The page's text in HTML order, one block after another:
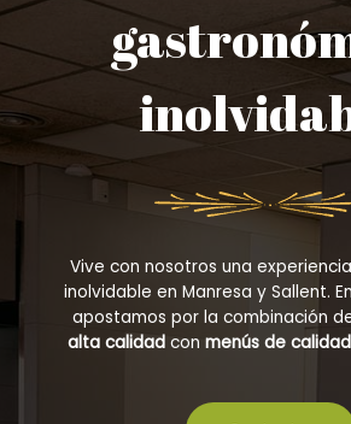
Vive con nosotros una
inolvidable en Manresa y Sallent.
apostamos por la combinación
alta calidad con menús de